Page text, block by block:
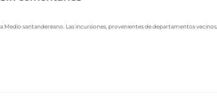
santandereano. Las incursiones, provenientes de departamentos vecinos,